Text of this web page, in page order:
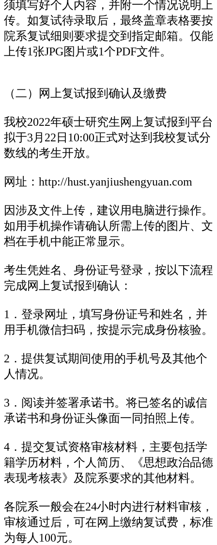
须填写好个人内容，并附一个情况说明上
传。如复试待录取后，最终盖章表格要按
院系复试细则要求提交到指定邮箱。仅能
上传1张JPG图片或1个PDF文件。
（二）网上复试报到确认及缴费
我校2022年硕士研究生网上复试报到平台
拟于3月22日10:00正式对达到我校复试分
数线的考生开放。
网址：http://hust.yanjiushengyuan.com
因涉及文件上传，建议用电脑进行操作。
如用手机操作请确认所需上传的图片、文
档在手机中能正常显示。
考生凭姓名、身份证号登录，按以下流程
完成网上复试报到确认：
1．登录网址，填写身份证号和姓名，并
用手机微信扫码，按提示完成身份核验。
2．提供复试期间使用的手机号及其他个
人情况。
3．阅读并签署承诺书。将已签名的诚信
承诺书和身份证头像面一同拍照上传。
4．提交复试资格审核材料，主要包括学
籍学历材料，个人简历、《思想政治品德
表现考核表》及院系要求的其他材料。
各院系一般会在24小时内进行材料审核，
审核通过后，可在网上缴纳复试费，标准
为每人100元。